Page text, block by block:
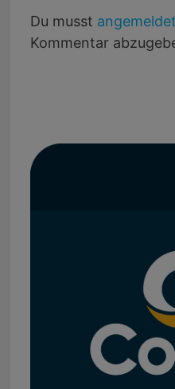
Du musst angemeldet
Kommentar